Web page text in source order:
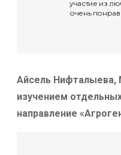
участие из
очень
Айсель
изучением
направление